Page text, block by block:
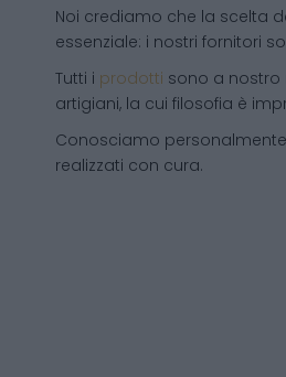
Noi crediamo che la scelta
essenziale: i nostri fornitori
Tutti i prodotti sono a
artigiani, la cui filosofia è
Conosciamo
realizzati con cura.